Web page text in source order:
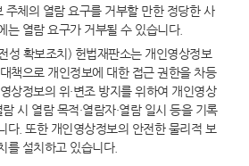
주체의 열람 요구를 거부할 만한 정당한 사
는 열람 요구가 거부될 수 있습니다.
성 확보조치) 헌법재판소는 개인영상정보
책으로 개인정보에 대한 접근 권한을 차등
상정보의 위·변조 방지를 위하여 개인영상
시 열람 목적·열람자·열람 일시 등을 기록
다. 또한 개인영상정보의 안전한 물리적 보
를 설치하고 있습니다.